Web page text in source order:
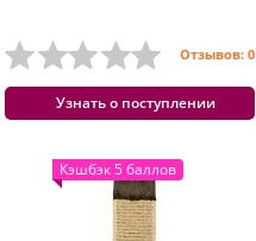
Отзывов: 0
Узнать о поступлении
Кэшбэк 5 баллов